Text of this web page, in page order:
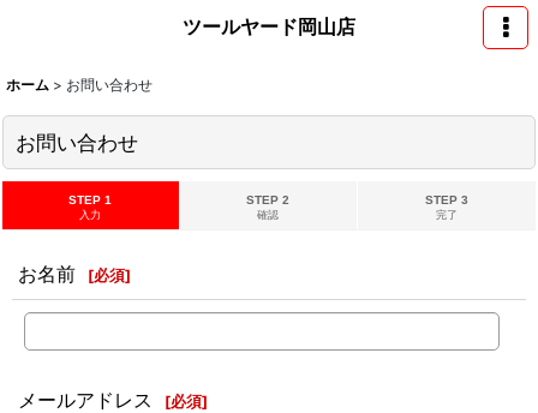
ツールヤード岡山店
ホーム > お問い合わせ
お問い合わせ
STEP 1
入力
STEP 2
確認
STEP 3
完了
お名前 [必須]
メールアドレス [必須]